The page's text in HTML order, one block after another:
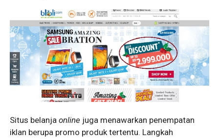
Situs belanja online juga menawarkan penempatan
iklan berupa promo produk tertentu. Langkah